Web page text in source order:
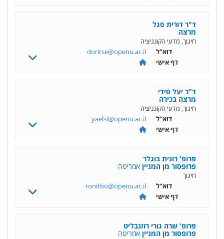
ד"ר דורית סגל
מרצה
חינוך, מדעי הקוגניציה
דוא"ל
doritse@openu.ac.il
דף אישי
ד"ר יעל סידי
מרצה בכירה
חינוך, מדעי הקוגניציה
דוא"ל
yaelsi@openu.ac.il
דף אישי
פרופ' רונית בוגלר
פרופסור מן המניין אמריטה
חינוך
דוא"ל
ronitbo@openu.ac.il
דף אישי
פרופ' שרה גורי רוזנבליט
פרופסור מן המניין אמריטה